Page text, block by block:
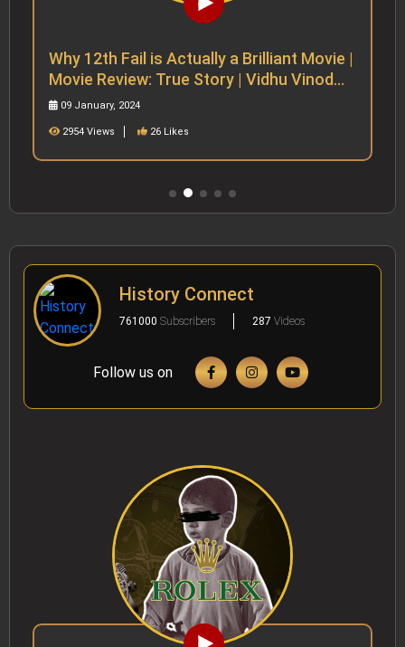
2024 में Deepika Padukone पर लगे हैं
Bollywood Film इंडस्ट्री के 1000 करोड़ रुपए
01 February, 2024
3604 Views 3 Likes
History Connect
761000 Subscribers 287 Videos
Follow us on